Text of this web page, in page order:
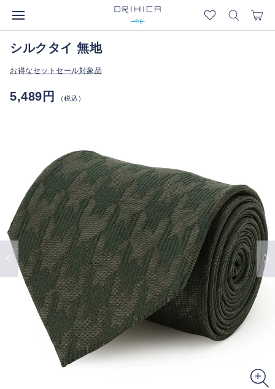
シルクタイ 無地
お得なセットセール対象品
5,489円 （税込）